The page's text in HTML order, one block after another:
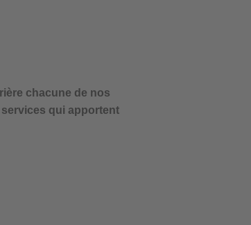
chacune de nos
qui apportent